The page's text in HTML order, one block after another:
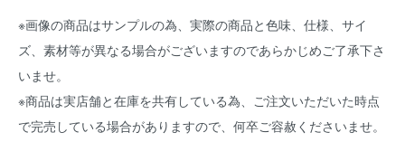
※画像の商品はサンプルの為、実際の商品と色味、仕様、サイ
ズ、素材等が異なる場合がございますのであらかじめご了承下さ
いませ。
※商品は実店舗と在庫を共有している為、ご注文いただいた時点
で完売している場合がありますので、何卒ご容赦くださいませ。